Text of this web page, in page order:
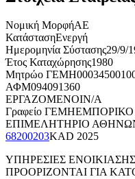
Νομική ΜορφήΑΕ
ΚατάστασηΕνεργή
Ημερομηνία Σύστασης29/9/
Έτος Καταχώρησης1980
Μητρώο ΓΕΜΗ
ΑΦΜ094091360
ΕΡΓΑΖΟΜΕΝΟΙN/A
Γραφείο ΓΕΜΗ
ΕΠΙΜΕΛΗΤΗΡΙΟ
68200203KAD 2025
ΥΠΗΡΕΣΙΕΣ
ΠΡΟΟΡΙΖΟΝΤΑΙ ΓΙΑ